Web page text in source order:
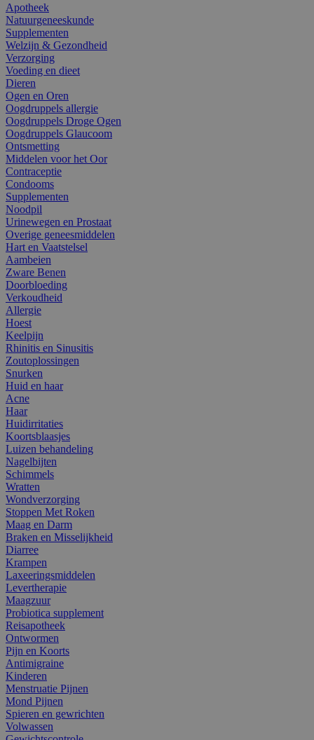
Apotheek
Natuurgeneeskunde
Supplementen
Welzijn & Gezondheid
Verzorging
Voeding en dieet
Dieren
Ogen en Oren
Oogdruppels allergie
Oogdruppels Droge Ogen
Oogdruppels Glaucoom
Ontsmetting
Middelen voor het Oor
Contraceptie
Condooms
Supplementen
Noodpil
Urinewegen en Prostaat
Overige geneesmiddelen
Hart en Vaatstelsel
Aambeien
Zware Benen
Doorbloeding
Verkoudheid
Allergie
Hoest
Keelpijn
Rhinitis en Sinusitis
Zoutoplossingen
Snurken
Huid en haar
Acne
Haar
Huidirritaties
Koortsblaasjes
Luizen behandeling
Nagelbijten
Schimmels
Wratten
Wondverzorging
Stoppen Met Roken
Maag en Darm
Braken en Misselijkheid
Diarree
Krampen
Laxeeringsmiddelen
Levertherapie
Maagzuur
Probiotica supplement
Reisapotheek
Ontwormen
Pijn en Koorts
Antimigraine
Kinderen
Menstruatie Pijnen
Mond Pijnen
Spieren en gewrichten
Volwassen